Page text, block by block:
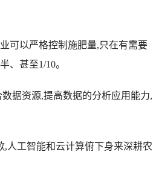
以严格控制施肥量,只在有需要
、甚至1/10。
据资源,提高数据的分析应用能力,
工智能和云计算俯下身来深耕农